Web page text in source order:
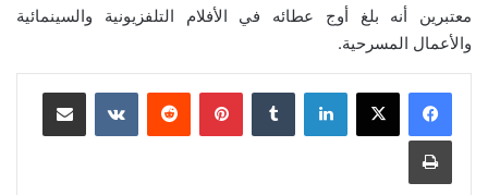
معتبرين أنه بلغ أوج عطائه في الأفلام التلفزيونية والسينمائية
والأعمال المسرحية.
لينكدإن بينتيريست مشاركة عبر البريد
طباعة